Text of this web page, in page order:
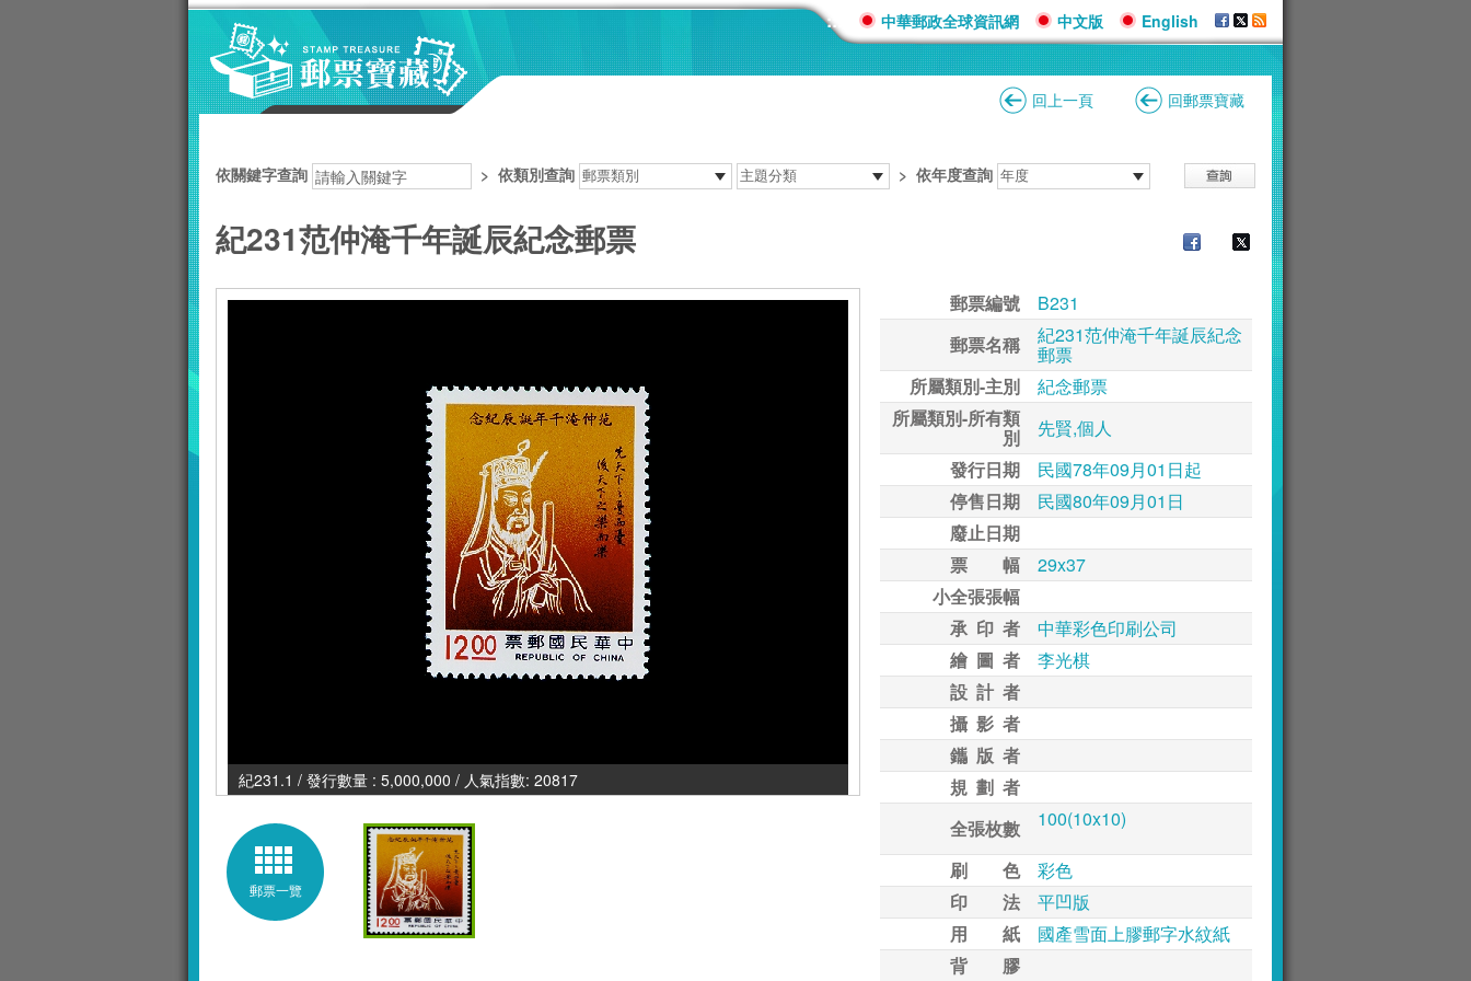
::: 中華郵政全球資訊網 中文版 English
回上一頁 回郵票寶藏
依關鍵字查詢 > 依類別查詢 > 依年度查詢
紀231范仲淹千年誕辰紀念郵票
紀231.1 / 發行數量 : 5,000,000 / 人氣指數: 20817
郵票一覽
郵票編號
B231
郵票名稱
紀231范仲淹千年誕辰紀念
郵票
所屬類別-主別
紀念郵票
所屬類別-所有類
別
先賢,個人
發行日期
民國78年09月01日起
停售日期
民國80年09月01日
廢止日期
票 幅
29x37
小全張張幅
承 印 者
中華彩色印刷公司
繪 圖 者
李光棋
設 計 者
攝 影 者
鑴 版 者
規 劃 者
全張枚數
100(10x10)
刷 色
彩色
印 法
平凹版
用 紙
國產雪面上膠郵字水紋紙
背 膠